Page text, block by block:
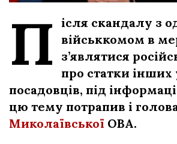
П ісля скандалу з
військкомом в
з’являтися
про статки інших
посадовців, під
цю тему потрапив і
Миколаївської ОВА.